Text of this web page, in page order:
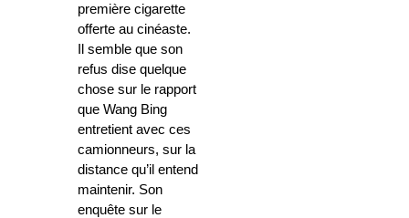
première cigarette
offerte au cinéaste.
Il semble que son
refus dise quelque
chose sur le rapport
que Wang Bing
entretient avec ces
camionneurs, sur la
distance qu’il entend
maintenir. Son
enquête sur le